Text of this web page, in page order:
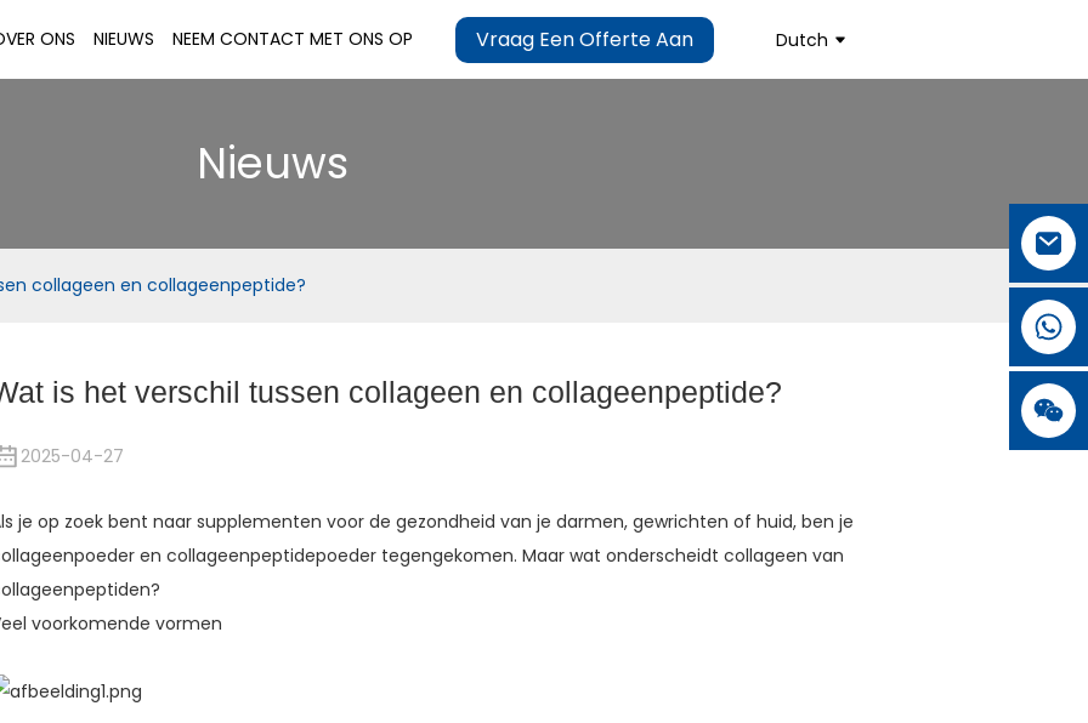
ONS NIEUWS NEEM CONTACT MET ONS OP Vraag Een Offerte Aan Dutch
Nieuws
collageen en collageenpeptide?
is het verschil tussen collageen en collageenpeptide?
2025-04-27
je op zoek bent naar supplementen voor de gezondheid van je darmen, gewrichten of huid, ben je
en collageenpeptidepoeder tegengekomen. Maar wat onderscheidt collageen van
voorkomende vormen